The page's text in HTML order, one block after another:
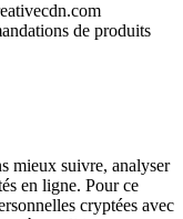
de produits
mieux suivre, analyser
en ligne. Pour ce
cryptées avec